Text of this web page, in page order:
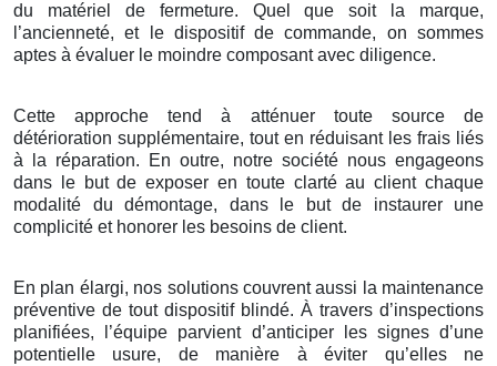
du matériel de fermeture. Quel que soit la marque,
l’ancienneté, et le dispositif de commande, on sommes
aptes à évaluer le moindre composant avec diligence.
Cette approche tend à atténuer toute source de
détérioration supplémentaire, tout en réduisant les frais liés
à la réparation. En outre, notre société nous engageons
dans le but de exposer en toute clarté au client chaque
modalité du démontage, dans le but de instaurer une
complicité et honorer les besoins de client.
En plan élargi, nos solutions couvrent aussi la maintenance
préventive de tout dispositif blindé. À travers d’inspections
planifiées, l’équipe parvient d’anticiper les signes d’une
potentielle usure, de manière à éviter qu’elles ne